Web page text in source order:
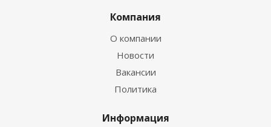
Компания
О компании
Новости
Вакансии
Политика
Информация